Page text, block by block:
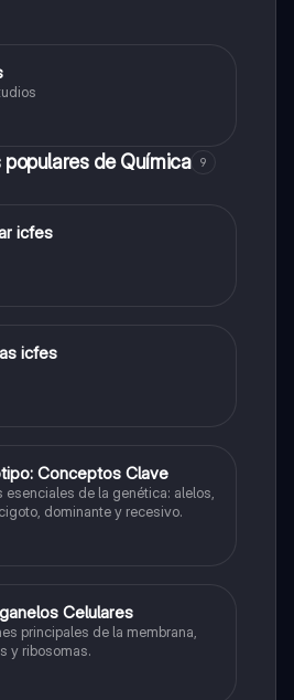
de Química 9
icfes
icfes
Conceptos Clave
esenciales de la genética: alelos,
dominante y recesivo.
Celulares
principales de la membrana,
y ribosomas.